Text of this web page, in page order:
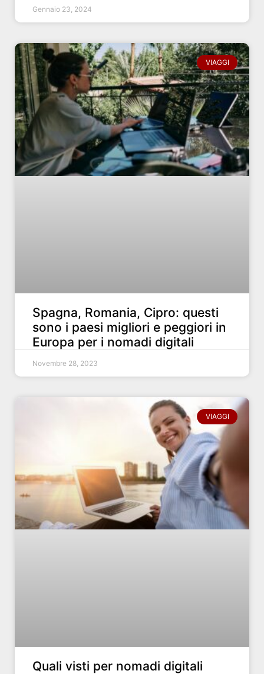
Gennaio 23, 2024
VIAGGI
Spagna, Romania, Cipro: questi
sono i paesi migliori e peggiori in
Europa per i nomadi digitali
Novembre 28, 2023
VIAGGI
Quali visti per nomadi digitali